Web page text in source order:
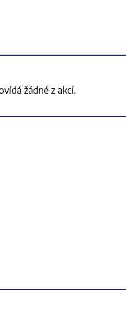
žádné z akcí.